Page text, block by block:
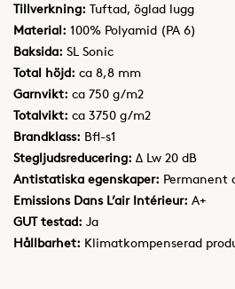
Tillverkning: Tuftad, öglad lugg
Material: 100% Polyamid (PA 6)
Baksida: SL Sonic
Total höjd: ca 8,8 mm
Garnvikt: ca 750 g/m2
Totalvikt: ca 3750 g/m2
Brandklass: Bfl-s1
Stegljudsreducering: Δ Lw 20 dB
Antistatiska egenskaper: Permanent
Emissions Dans L’air Intérieur: A+
GUT testad: Ja
Hållbarhet: Klimatkompenserad